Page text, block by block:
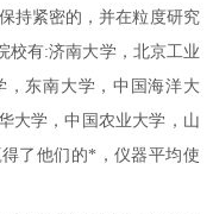
持紧密的，并在粒度研究
校有:济南大学，北京工业
，东南大学，中国海洋大
大学，中国农业大学，山
了他们的*，仪器平均使